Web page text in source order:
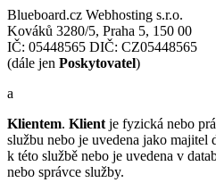
Blueboard.cz Webhosting s.r.o.
Kováků 3280/5, Praha 5, 150 00
IČ: 05448565 DIČ: CZ05448565
(dále jen Poskytovatel)
a
Klientem. Klient je fyzická nebo
službu nebo je uvedena jako majitel
k této službě nebo je uvedena v
nebo správce služby.